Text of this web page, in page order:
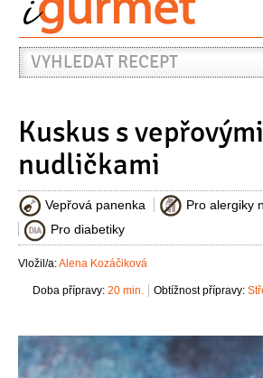
Vyhledat
recept
Kuskus s vepřovými
nudličkami
Vepřová panenka
Pro alergiky
Pro diabetiky
Vložil/a:Alena Kozáčiková
Obtížnost přípravy:
Doba přípravy: 20 min.